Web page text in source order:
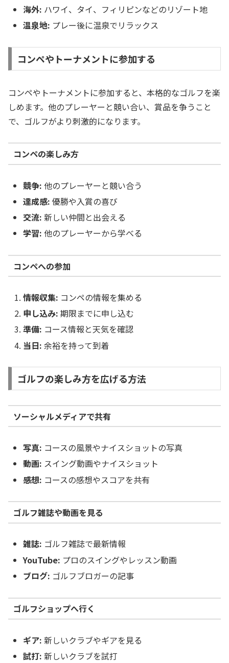
海外: ハワイ、タイ、フィリピンなどのリゾート地
温泉地: プレー後に温泉でリラックス
コンペやトーナメントに参加する
コンペやトーナメントに参加すると、本格的なゴルフを楽
しめます。他のプレーヤーと競い合い、賞品を争うこと
で、ゴルフがより刺激的になります。
コンペの楽しみ方
競争: 他のプレーヤーと競い合う
達成感: 優勝や入賞の喜び
交流: 新しい仲間と出会える
学習: 他のプレーヤーから学べる
コンペへの参加
情報収集: コンペの情報を集める
申し込み: 期限までに申し込む
準備: コース情報と天気を確認
当日: 余裕を持って到着
ゴルフの楽しみ方を広げる方法
ソーシャルメディアで共有
写真: コースの風景やナイスショットの写真
動画: スイング動画やナイスショット
感想: コースの感想やスコアを共有
ゴルフ雑誌や動画を見る
雑誌: ゴルフ雑誌で最新情報
YouTube: プロのスイングやレッスン動画
ブログ: ゴルフブロガーの記事
ゴルフショップへ行く
ギア: 新しいクラブやギアを見る
試打: 新しいクラブを試打